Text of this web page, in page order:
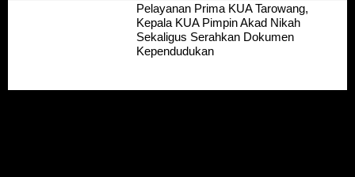
Pelayanan Prima KUA Tarowang,
Kepala KUA Pimpin Akad Nikah
Sekaligus Serahkan Dokumen
Kependudukan